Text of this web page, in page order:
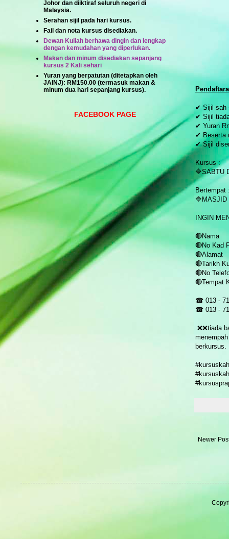
✔ Sijil sah
✔ Sijil
✔ Yuran
✔ Beserta
✔ Sijil
Kursus :
🔷SABTU
🔷MASJID
INGIN
🔴Nama
🔴No Kad
🔴Alamat
🔴Tarikh
🔴No
🔴Tempat
☎ 013 -
☎ 013 -
❌❌tiada
berkursus.
Newer
Johor dan diiktiraf seluruh negeri di
Malaysia.
Serahan sijil pada hari kursus.
Fail dan nota kursus disediakan.
Dewan Kuliah berhawa dingin dan lengkap
dengan kemudahan yang diperlukan.
Makan dan minum disediakan sepanjang
kursus 2 Kali sehari
Yuran yang berpatutan (ditetapkan oleh
JAINJ): RM150.00 (termasuk makan &
minum dua hari sepanjang kursus).
FACEBOOK PAGE